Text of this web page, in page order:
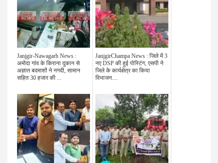
Janjgir-Nawagarh News :
अमोदा गांव के किराना दुकान से
अज्ञात बदमाशों ने नगदी, सामान
सहित 30 हजार की ...
JanjgirChampa News : जिले में 3
नए DSP की हुई पोस्टिंग, एसपी ने
जिले के कार्यक्षेत्र का किया
विभाजन....